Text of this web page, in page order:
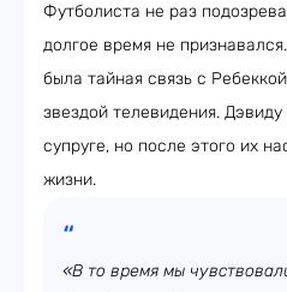
Футболиста не раз
долгое время не
была тайная связь с
звездой телевидения.
супруге, но после этого их
жизни.
«В то время мы